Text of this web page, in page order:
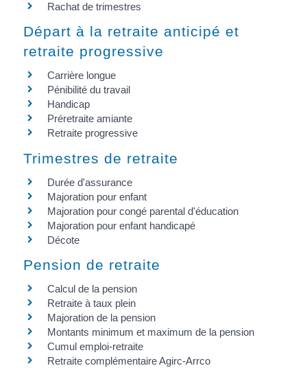
Rachat de trimestres
Départ à la retraite anticipé et
retraite progressive
Carrière longue
Pénibilité du travail
Handicap
Préretraite amiante
Retraite progressive
Trimestres de retraite
Durée d'assurance
Majoration pour enfant
Majoration pour congé parental d'éducation
Majoration pour enfant handicapé
Décote
Pension de retraite
Calcul de la pension
Retraite à taux plein
Majoration de la pension
Montants minimum et maximum de la pension
Cumul emploi-retraite
Retraite complémentaire Agirc-Arrco